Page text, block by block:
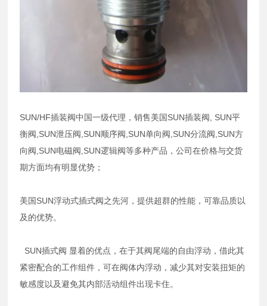
SUN/HF插装阀中国一级代理，销售美国SUN插装阀, SUN平
衡阀,SUN泄压阀,SUN顺序阀,SUN单向阀,SUN分流阀,SUN方
向阀,SUN电磁阀,SUN逻辑阀等多种产品，公司在价格与交货
期方面均有明显优势；
美国SUN浮动式插式阀之先河，提供超群的性能，可靠品质以
及的优势。
SUN插式阀 显着的优点，在于其阀尾端的自由浮动，借此其
紧密配合的工作组件，可在阀体内浮动，减少其对安装扭矩的
敏感度以及避免其内部活动组件出现卡住。